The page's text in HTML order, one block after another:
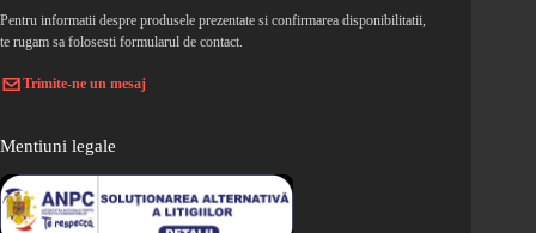
Pentru informatii despre produsele prezentate si confirmarea disponibilitatii,
te rugam sa folosesti formularul de contact.
Trimite-ne un mesaj
Mentiuni legale